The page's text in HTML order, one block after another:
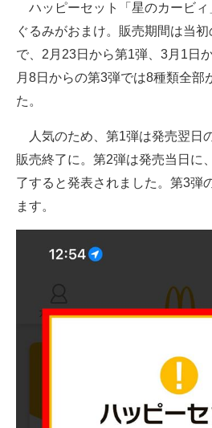
エレクトロニクス専門サイト
建設×テクノロジーの最前線
ハッピーセット「星のカービィ
ぐるみがおまけ。販売期間は当
で、2月23日から第1弾、3月1日
月8日からの第3弾では8種類全部
た。
人気のため、第1弾は発売翌日
販売終了に。第2弾は発売当日に
了すると発表されました。第3弾
ます。